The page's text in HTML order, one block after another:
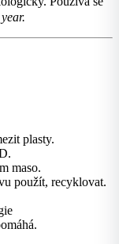
plasty.
maso.
použít, recyklovat.